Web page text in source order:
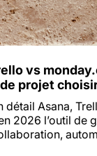
vs
projet
détail Asana,
2026 l’outil de